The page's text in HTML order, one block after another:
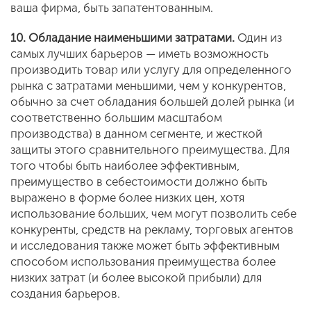
ваша фирма, быть запатентованным.
10. Обладание наименьшими затратами. Один из
самых лучших барьеров — иметь возможность
производить товар или услугу для определенного
рынка с затратами меньшими, чем у конкурентов,
обычно за счет обладания большей долей рынка (и
соответственно большим масштабом
производства) в данном сегменте, и жесткой
защиты этого сравнительного преимущества. Для
того чтобы быть наиболее эффективным,
преимущество в себестоимости должно быть
выражено в форме более низких цен, хотя
использование больших, чем могут позволить себе
конкуренты, средств на рекламу, торговых агентов
и исследования также может быть эффективным
способом использования преимущества более
низких затрат (и более высокой прибыли) для
создания барьеров.